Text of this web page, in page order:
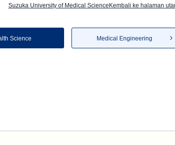
Suzuka University of Medical ScienceKembali ke halaman
Science Medical Engineering